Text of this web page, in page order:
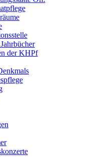
der KHPf